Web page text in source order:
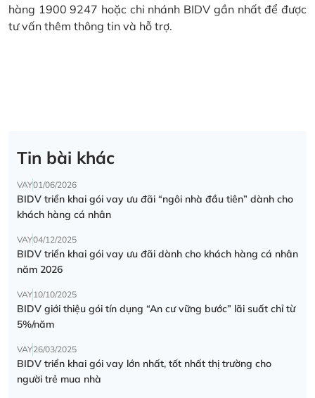
hàng 1900 9247 hoặc chi nhánh BIDV gần nhất để được
tư vấn thêm thông tin và hỗ trợ.
Tin bài khác
VAY01/06/2026
BIDV triển khai gói vay ưu đãi “ngôi nhà đầu tiên” dành cho
khách hàng cá nhân
VAY04/12/2025
BIDV triển khai gói vay ưu đãi dành cho khách hàng cá nhân
năm 2026
VAY10/10/2025
BIDV giới thiệu gói tín dụng “An cư vững bước” lãi suất chỉ từ
5%/năm
VAY26/03/2025
BIDV triển khai gói vay lớn nhất, tốt nhất thị trường cho
người trẻ mua nhà